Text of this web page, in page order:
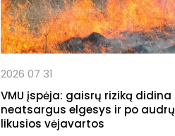
2026 07 31
VMU įspėja: gaisrų riziką didina
neatsargus elgesys ir po audrų
likusios vėjavartos